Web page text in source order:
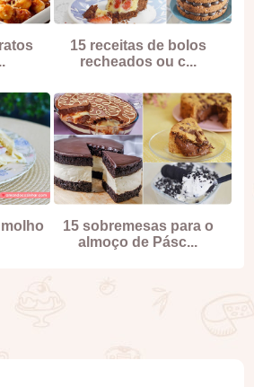
15 receitas de bolos
recheados ou c...
15 sobremesas para o
almoço de Pásc...